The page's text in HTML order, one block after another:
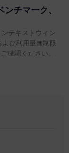
チマーク、
テキストウィン
よび利用量無制限
確認ください。.